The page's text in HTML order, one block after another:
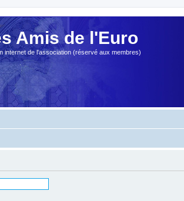
Amis de l'Euro
internet de l'association (réservé aux membres)